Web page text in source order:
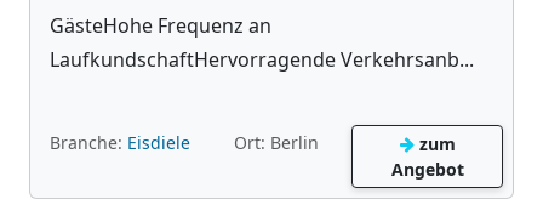
GästeHohe Frequenz an
LaufkundschaftHervorragende Verkehrsanb...
Branche: Eisdiele Ort: Berlin
zum
Angebot